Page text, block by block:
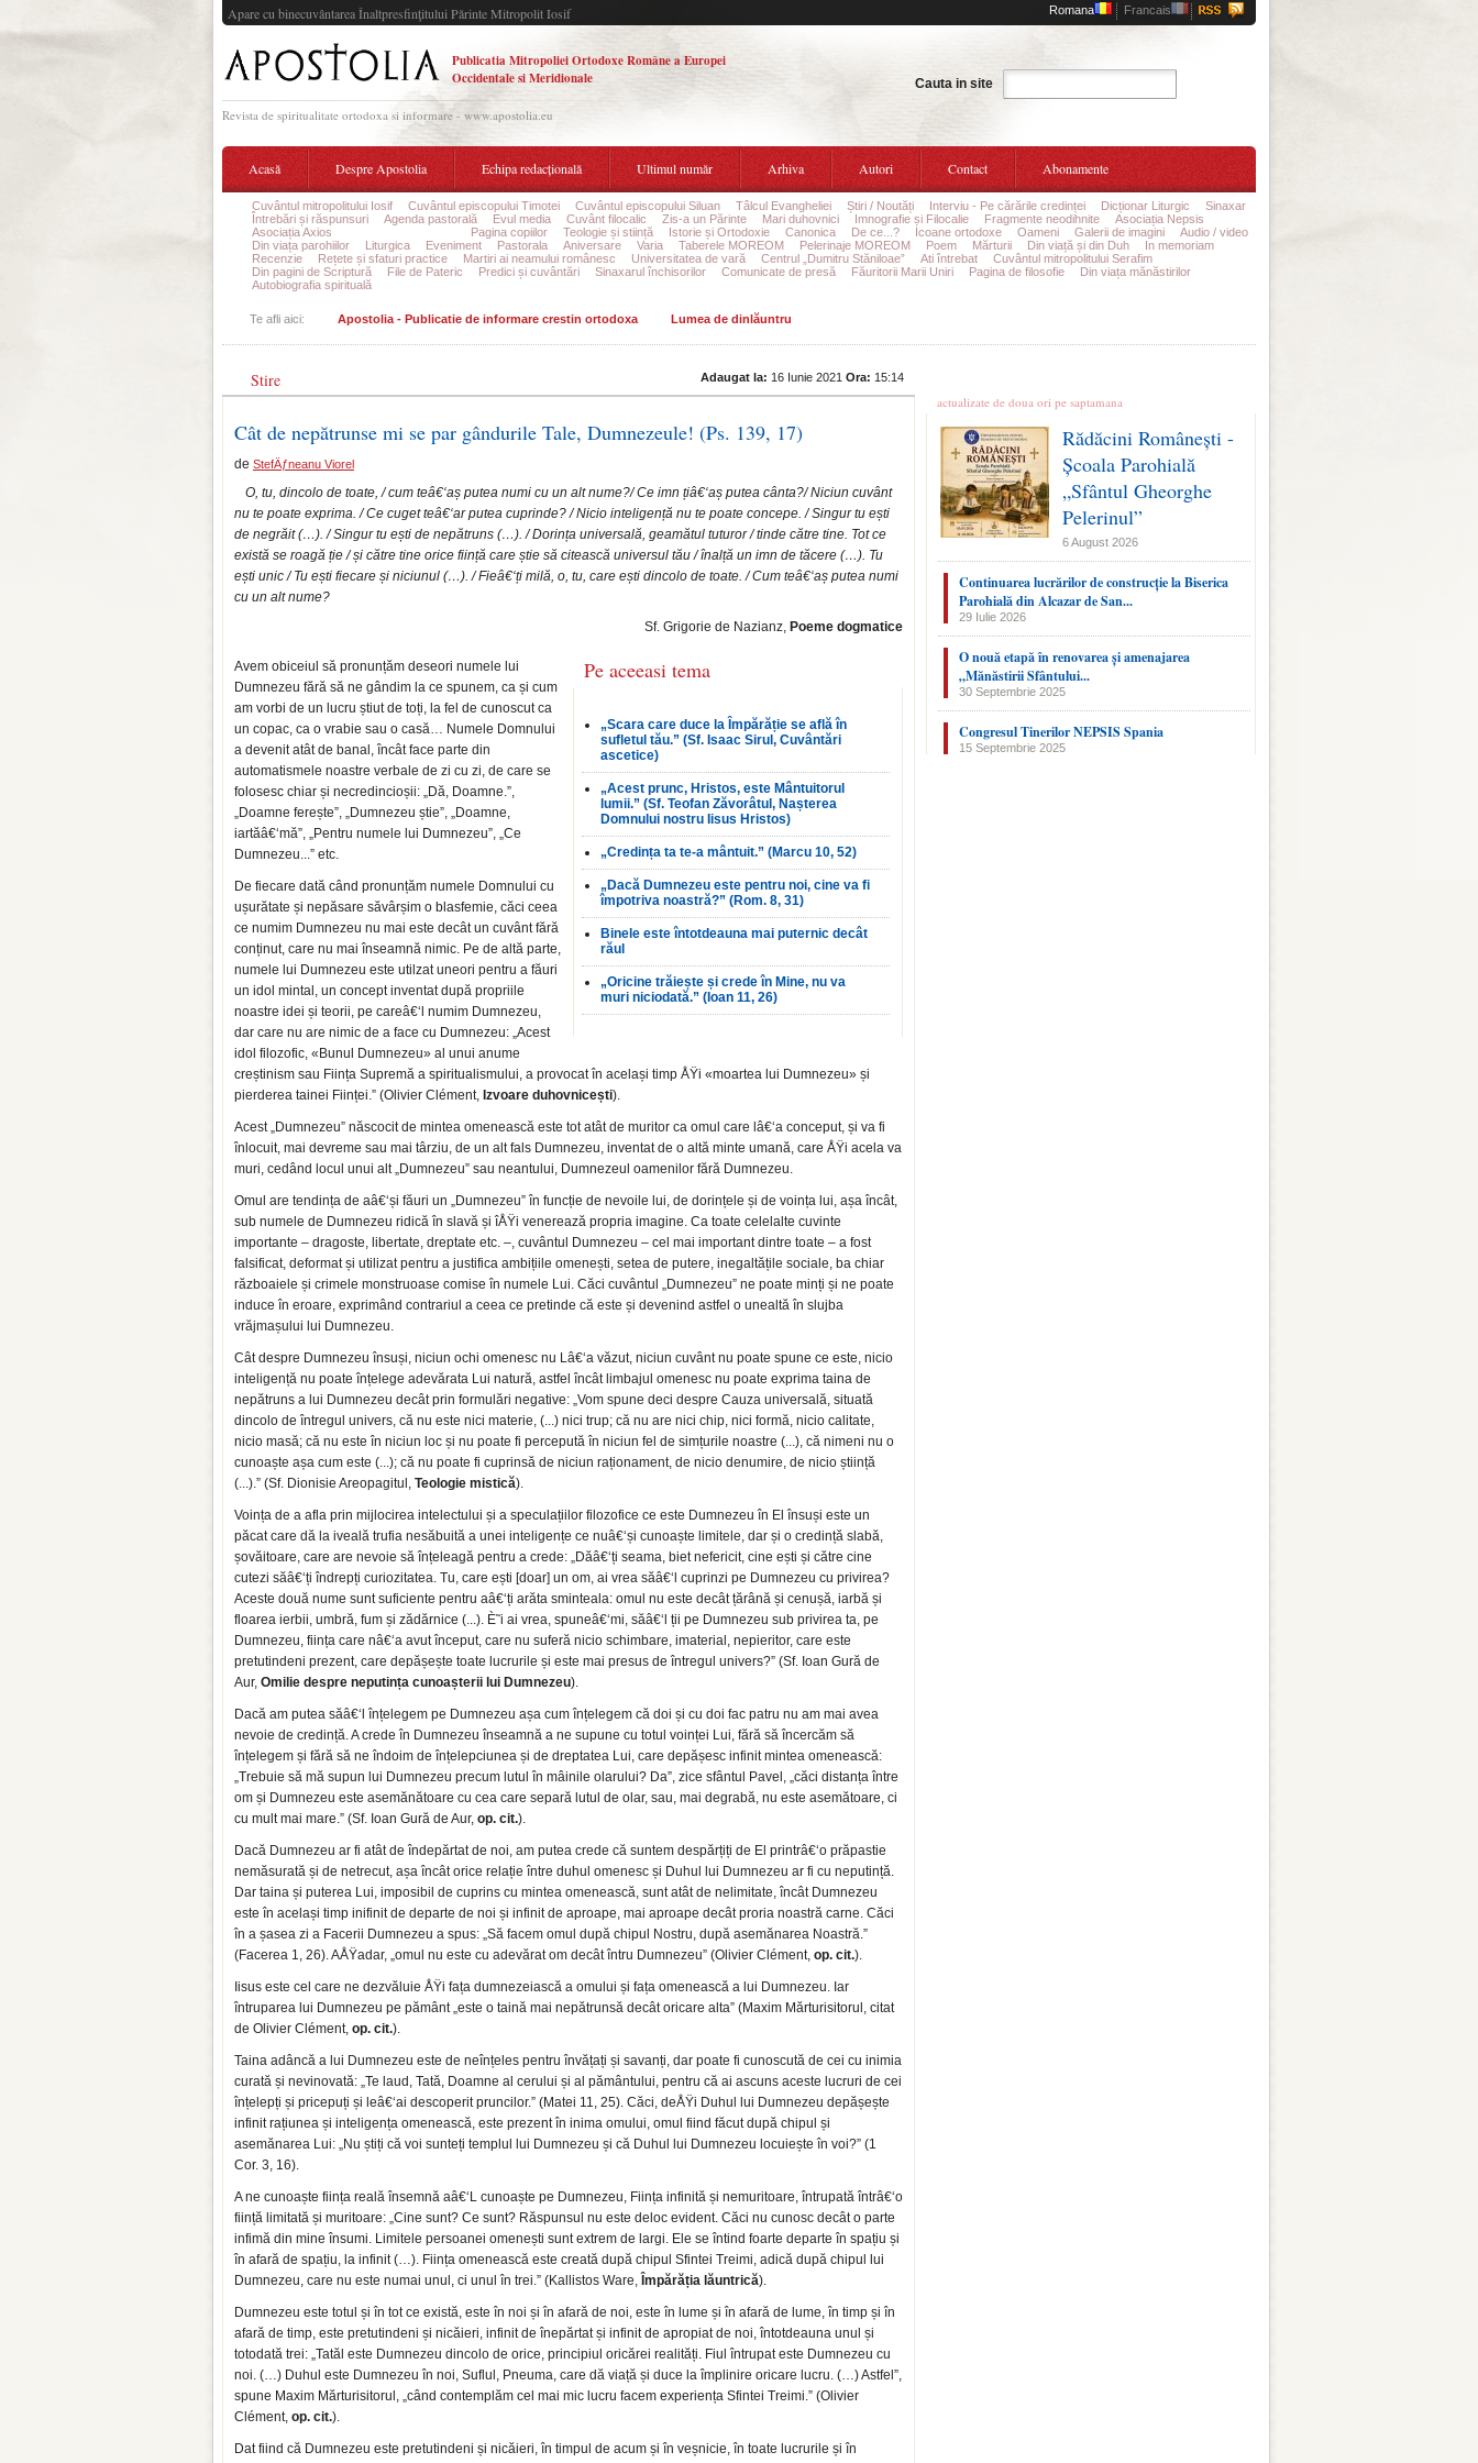
Apare cu binecuvântarea Înaltpresfinţitului Părinte Mitropolit Iosif Romana Francais
Publicatia Mitropoliei Ortodoxe Române a Europei
Occidentale si Meridionale
Revista de spiritualitate ortodoxa si informare - www.apostolia.eu
Cauta in site
Acasă Despre Apostolia Echipa redacțională Ultimul număr Arhiva Autori Contact Abonamente
Cuvântul mitropolitului Iosif Cuvântul episcopului Timotei Cuvântul episcopului Siluan Tâlcul Evangheliei Știri / Noutăți Interviu - Pe cărările credinței Dicționar Liturgic
Sinaxar
Întrebări și răspunsuri
Agenda pastorală Evul media Cuvânt filocalic Zis-a un Părinte Mari duhovnici Imnografie și Filocalie Fragmente neodihnite
Asociația Nepsis
Asociația Axios
Pagina copiilor Teologie și stiință Istorie și Ortodoxie Canonica De ce...? Icoane ortodoxe Oameni Galerii de imagini
Audio / video
Din viața parohiilor
Liturgica Eveniment Pastorala Aniversare Varia Taberele MOREOM Pelerinaje MOREOM Poem Mărturii Din viață și din Duh
In memoriam
Recenzie
Rețete și sfaturi practice Martiri ai neamului românesc Universitatea de vară Centrul „Dumitru Stăniloae” Ati întrebat
Cuvântul mitropolitului Serafim
Din pagini de Scriptură
File de Pateric Predici și cuvântări Sinaxarul închisorilor Comunicate de presă Făuritorii Marii Uniri Pagina de filosofie
Din viața mănăstirilor
Autobiografia spirituală
Te afli aici: Apostolia - Publicatie de informare crestin ortodoxa Lumea de dinlăuntru
Stire Adaugat la: 16 Iunie 2021 Ora: 15:14
Cât de nepătrunse mi se par gândurile Tale, Dumnezeule! (Ps. 139, 17)
de StefÄƒneanu Viorel
O, tu, dincolo de toate, / cum teâ€‘aș putea numi cu un alt nume?/ Ce imn țiâ€‘aș putea cânta?/ Niciun cuvânt
nu te poate exprima. / Ce cuget teâ€‘ar putea cuprinde? / Nicio inteligență nu te poate concepe. / Singur tu ești
de negrăit (…). / Singur tu ești de nepătruns (…). / Dorința universală, geamătul tuturor / tinde către tine. Tot ce
există se roagă ție / și către tine orice ființă care știe să citească universul tău / înalță un imn de tăcere (…). Tu
ești unic / Tu ești fiecare și niciunul (…). / Fieâ€‘ți milă, o, tu, care ești dincolo de toate. / Cum teâ€‘aș putea numi
cu un alt nume?
Sf. Grigorie de Nazianz, Poeme dogmatice
Pe aceeasi tema
„Scara care duce la Împărăție se află în
sufletul tău.” (Sf. Isaac Sirul, Cuvântări
ascetice)
„Acest prunc, Hristos, este Mântuitorul
lumii.” (Sf. Teofan Zăvorâtul, Nașterea
Domnului nostru Iisus Hristos)
„Credința ta te-a mântuit.” (Marcu 10, 52)
„Dacă Dumnezeu este pentru noi, cine va fi
împotriva noastră?” (Rom. 8, 31)
Binele este întotdeauna mai puternic decât
răul
„Oricine trăiește și crede în Mine, nu va
muri niciodată.” (Ioan 11, 26)
Avem obiceiul să pronunțăm deseori numele lui
Dumnezeu fără să ne gândim la ce spunem, ca și cum
am vorbi de un lucru știut de toți, la fel de cunoscut ca
un copac, ca o vrabie sau o casă… Numele Domnului
a devenit atât de banal, încât face parte din
automatismele noastre verbale de zi cu zi, de care se
folosesc chiar și necredincioșii: „Dă, Doamne.”,
„Doamne ferește”, „Dumnezeu știe”, „Doamne,
iartăâ€‘mă”, „Pentru numele lui Dumnezeu”, „Ce
Dumnezeu...” etc.
De fiecare dată când pronunțăm numele Domnului cu
ușurătate și nepăsare săvârșim o blasfemie, căci ceea
ce numim Dumnezeu nu mai este decât un cuvânt fără
conținut, care nu mai înseamnă nimic. Pe de altă parte,
numele lui Dumnezeu este utilzat uneori pentru a făuri
un idol mintal, un concept inventat după propriile
noastre idei și teorii, pe careâ€‘l numim Dumnezeu,
dar care nu are nimic de a face cu Dumnezeu: „Acest
idol filozofic, «Bunul Dumnezeu» al unui anume
creștinism sau Ființa Supremă a spiritualismului, a provocat în același timp ÅŸi «moartea lui Dumnezeu» și
pierderea tainei Ființei.” (Olivier Clément, Izvoare duhovnicești).
Acest „Dumnezeu” născocit de mintea omenească este tot atât de muritor ca omul care lâ€‘a conceput, și va fi
înlocuit, mai devreme sau mai târziu, de un alt fals Dumnezeu, inventat de o altă minte umană, care ÅŸi acela va
muri, cedând locul unui alt „Dumnezeu” sau neantului, Dumnezeul oamenilor fără Dumnezeu.
Omul are tendința de aâ€‘și făuri un „Dumnezeu” în funcție de nevoile lui, de dorințele și de voința lui, așa încât,
sub numele de Dumnezeu ridică în slavă și îÅŸi venerează propria imagine. Ca toate celelalte cuvinte
importante – dragoste, libertate, dreptate etc. –, cuvântul Dumnezeu – cel mai important dintre toate – a fost
falsificat, deformat și utilizat pentru a justifica ambițiile omenești, setea de putere, inegaltățile sociale, ba chiar
războaiele și crimele monstruoase comise în numele Lui. Căci cuvântul „Dumnezeu” ne poate minți și ne poate
induce în eroare, exprimând contrariul a ceea ce pretinde că este și devenind astfel o unealtă în slujba
vrăjmașului lui Dumnezeu.
Cât despre Dumnezeu însuși, niciun ochi omenesc nu Lâ€‘a văzut, niciun cuvânt nu poate spune ce este, nicio
inteligență nu poate înțelege adevărata Lui natură, astfel încât limbajul omenesc nu poate exprima taina de
nepătruns a lui Dumnezeu decât prin formulări negative: „Vom spune deci despre Cauza universală, situată
dincolo de întregul univers, că nu este nici materie, (...) nici trup; că nu are nici chip, nici formă, nicio calitate,
nicio masă; că nu este în niciun loc și nu poate fi percepută în niciun fel de simțurile noastre (...), că nimeni nu o
cunoaște așa cum este (...); că nu poate fi cuprinsă de niciun raționament, de nicio denumire, de nicio știință
(...).” (Sf. Dionisie Areopagitul, Teologie mistică).
Voința de a afla prin mijlocirea intelectului și a speculațiilor filozofice ce este Dumnezeu în El însuși este un
păcat care dă la iveală trufia nesăbuită a unei inteligențe ce nuâ€‘și cunoaște limitele, dar și o credință slabă,
șovăitoare, care are nevoie să înțeleagă pentru a crede: „Dăâ€‘ți seama, biet nefericit, cine ești și către cine
cutezi săâ€‘ți îndrepți curiozitatea. Tu, care ești [doar] un om, ai vrea săâ€‘l cuprinzi pe Dumnezeu cu privirea?
Aceste două nume sunt suficiente pentru aâ€‘ți arăta sminteala: omul nu este decât țărână și cenușă, iarbă și
floarea ierbii, umbră, fum și zădărnice (...). È˜i ai vrea, spuneâ€‘mi, săâ€‘l ții pe Dumnezeu sub privirea ta, pe
Dumnezeu, ființa care nâ€‘a avut început, care nu suferă nicio schimbare, imaterial, nepieritor, care este
pretutindeni prezent, care depășește toate lucrurile și este mai presus de întregul univers?” (Sf. Ioan Gură de
Aur, Omilie despre neputința cunoașterii lui Dumnezeu).
Dacă am putea săâ€‘l înțelegem pe Dumnezeu așa cum înțelegem că doi și cu doi fac patru nu am mai avea
nevoie de credință. A crede în Dumnezeu înseamnă a ne supune cu totul voinței Lui, fără să încercăm să
înțelegem și fără să ne îndoim de înțelepciunea și de dreptatea Lui, care depășesc infinit mintea omenească:
„Trebuie să mă supun lui Dumnezeu precum lutul în mâinile olarului? Da”, zice sfântul Pavel, „căci distanța între
om și Dumnezeu este asemănătoare cu cea care separă lutul de olar, sau, mai degrabă, nu este asemătoare, ci
cu mult mai mare.” (Sf. Ioan Gură de Aur, op. cit.).
Dacă Dumnezeu ar fi atât de îndepărtat de noi, am putea crede că suntem despărțiți de El printrâ€‘o prăpastie
nemăsurată și de netrecut, așa încât orice relație între duhul omenesc și Duhul lui Dumnezeu ar fi cu neputință.
Dar taina și puterea Lui, imposibil de cuprins cu mintea omenească, sunt atât de nelimitate, încât Dumnezeu
este în același timp inifinit de departe de noi și infinit de aproape, mai aproape decât proria noastră carne. Căci
în a șasea zi a Facerii Dumnezeu a spus: „Să facem omul după chipul Nostru, după asemănarea Noastră.”
(Facerea 1, 26). AÅŸadar, „omul nu este cu adevărat om decât întru Dumnezeu” (Olivier Clément, op. cit.).
Iisus este cel care ne dezvăluie ÅŸi fața dumnezeiască a omului și fața omenească a lui Dumnezeu. Iar
întruparea lui Dumnezeu pe pământ „este o taină mai nepătrunsă decât oricare alta” (Maxim Mărturisitorul, citat
de Olivier Clément, op. cit.).
Taina adâncă a lui Dumnezeu este de neînțeles pentru învățați și savanți, dar poate fi cunoscută de cei cu inimia
curată și nevinovată: „Te laud, Tată, Doamne al cerului și al pământului, pentru că ai ascuns aceste lucruri de cei
înțelepți și pricepuți și leâ€‘ai descoperit pruncilor.” (Matei 11, 25). Căci, deÅŸi Duhul lui Dumnezeu depășește
infinit rațiunea și inteligența omenească, este prezent în inima omului, omul fiind făcut după chipul și
asemănarea Lui: „Nu știți că voi sunteți templul lui Dumnezeu și că Duhul lui Dumnezeu locuiește în voi?” (1
Cor. 3, 16).
A ne cunoaște ființa reală însemnă aâ€‘L cunoaște pe Dumnezeu, Ființa infinită și nemuritoare, întrupată întrâ€‘o
ființă limitată și muritoare: „Cine sunt? Ce sunt? Răspunsul nu este deloc evident. Căci nu cunosc decât o parte
infimă din mine însumi. Limitele persoanei omenești sunt extrem de largi. Ele se întind foarte departe în spațiu și
în afară de spațiu, la infinit (…). Ființa omenească este creată după chipul Sfintei Treimi, adică după chipul lui
Dumnezeu, care nu este numai unul, ci unul în trei.” (Kallistos Ware, Împărăția lăuntrică).
Dumnezeu este totul și în tot ce există, este în noi și în afară de noi, este în lume și în afară de lume, în timp și în
afară de timp, este pretutindeni și nicăieri, infinit de înepărtat și infinit de apropiat de noi, întotdeauna unul și
totodată trei: „Tatăl este Dumnezeu dincolo de orice, principiul oricărei realități. Fiul întrupat este Dumnezeu cu
noi. (…) Duhul este Dumnezeu în noi, Suflul, Pneuma, care dă viață și duce la împlinire oricare lucru. (…) Astfel”,
spune Maxim Mărturisitorul, „când contemplăm cel mai mic lucru facem experiența Sfintei Treimi.” (Olivier
Clément, op. cit.).
Dat fiind că Dumnezeu este pretutindeni și nicăieri, în timpul de acum și în veșnicie, în toate lucrurile și în
actualizate de doua ori pe saptamana
Rădăcini Românești -
Școala Parohială
„Sfântul Gheorghe
Pelerinul”
6 August 2026
Continuarea lucrărilor de construcție la Biserica
Parohială din Alcazar de San...
29 Iulie 2026
O nouă etapă în renovarea și amenajarea
„Mănăstirii Sfântului...
30 Septembrie 2025
Congresul Tinerilor NEPSIS Spania
15 Septembrie 2025